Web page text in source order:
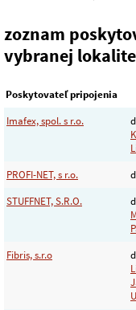
zoznam
vybranej lokalite
Poskytovateľ pripojenia
Imafex, spol. s r.o.
PROFI-NET, s r.o.
STUFFNET, S.R.O.
Fibris, s.r.o